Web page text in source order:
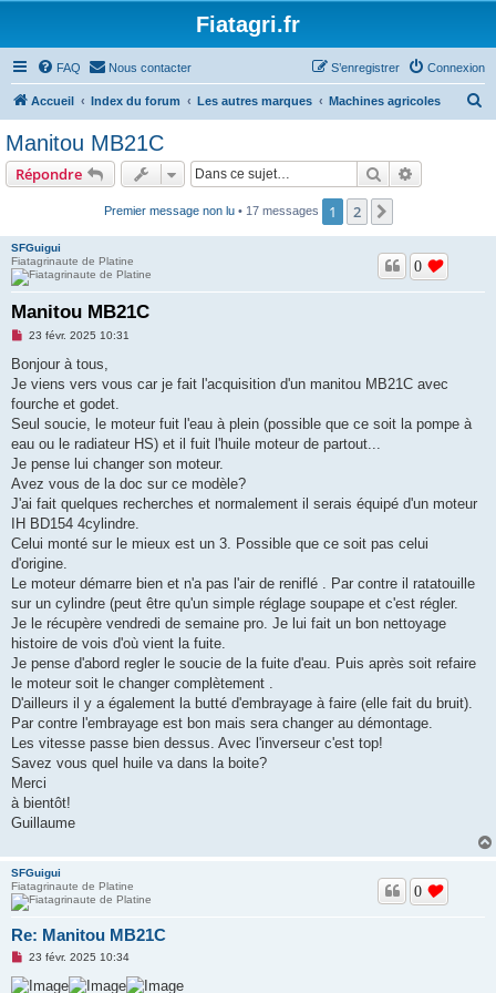
Fiatagri.fr
FAQ Nous contacter Connexion
S’enregistrer
Accueil Index du forum Les autres marques Machines agricoles
Manitou MB21C
Répondre Rechercher
Premier message non lu• 17 messages 1 2
SFGuigui
Fiatagrinaute de Platine
Manitou MB21C
0
M
s
a
g
n
o
l
u
23 févr. 2025 10:31
Bonjour à tous,
Je viens vers vous car je fait l'acquisition d'un manitou MB21C avec
fourche et godet.
Seul soucie, le moteur fuit l'eau à plein (possible que ce soit la pompe à
eau ou le radiateur HS) et il fuit l'huile moteur de partout...
Je pense lui changer son moteur.
Avez vous de la doc sur ce modèle?
J'ai fait quelques recherches et normalement il serais équipé d'un moteur
IH BD154 4cylindre.
Celui monté sur le mieux est un 3. Possible que ce soit pas celui
d'origine.
Le moteur démarre bien et n'a pas l'air de reniflé . Par contre il ratatouille
sur un cylindre (peut être qu'un simple réglage soupape et c'est régler.
Je le récupère vendredi de semaine pro. Je lui fait un bon nettoyage
histoire de vois d'où vient la fuite.
Je pense d'abord regler le soucie de la fuite d'eau. Puis après soit refaire
le moteur soit le changer complètement .
D'ailleurs il y a également la butté d'embrayage à faire (elle fait du bruit).
Par contre l'embrayage est bon mais sera changer au démontage.
Les vitesse passe bien dessus. Avec l'inverseur c'est top!
Savez vous quel huile va dans la boite?
Merci
à bientôt!
Guillaume
SFGuigui
Fiatagrinaute de Platine
Re: Manitou MB21C
0
M
s
23 févr. 2025 10:34